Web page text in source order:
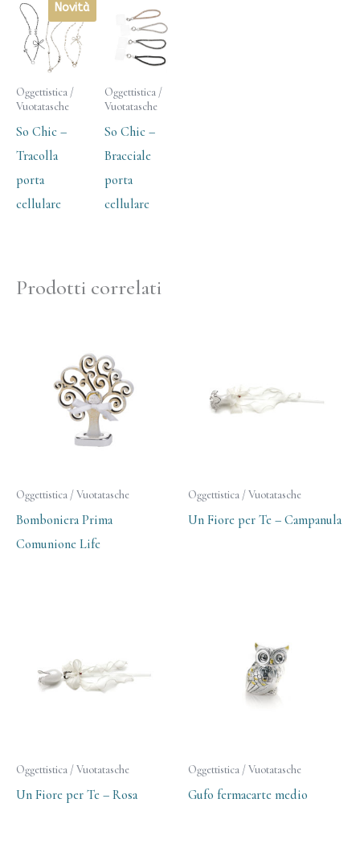
Novità
Oggettistica /
Vuotatasche
So Chic –
Tracolla
porta
cellulare
Oggettistica /
Vuotatasche
So Chic –
Bracciale
porta
cellulare
Prodotti correlati
Oggettistica / Vuotatasche
Bomboniera Prima
Comunione Life
Oggettistica / Vuotatasche
Un Fiore per Te – Campanula
Oggettistica / Vuotatasche
Un Fiore per Te – Rosa
Oggettistica / Vuotatasche
Gufo fermacarte medio